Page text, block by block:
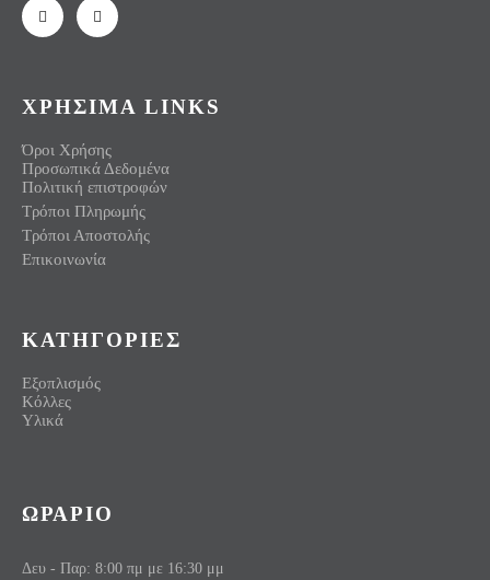
ΧΡΗΣΙΜΑ LINKS
Όροι Χρήσης
Προσωπικά Δεδομένα
Πολιτική επιστροφών
Τρόποι Πληρωμής
Τρόποι Αποστολής
Επικοινωνία
ΚΑΤΗΓΟΡΙΕΣ
Εξοπλισμός
Κόλλες
Υλικά
ΩΡΑΡΙΟ
Δευ - Παρ: 8:00 πμ με 16:30 μμ